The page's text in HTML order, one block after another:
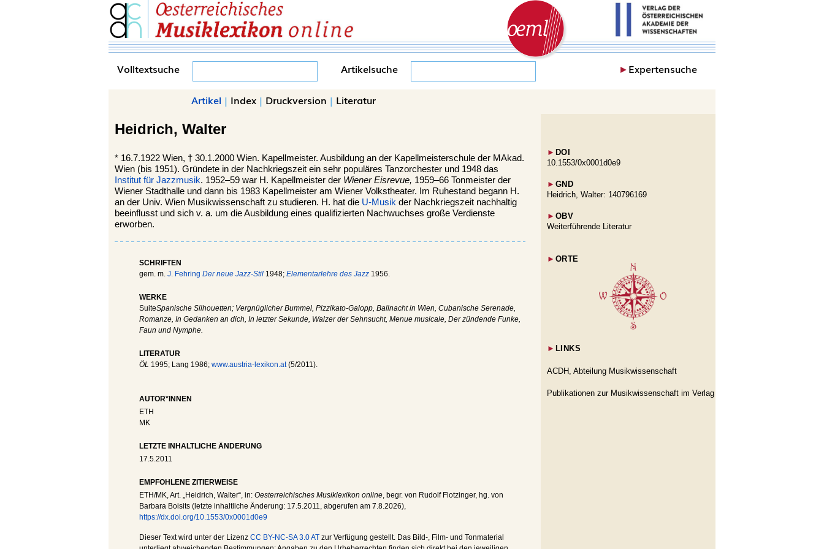
Volltextsuche Artikelsuche ►Expertensuche
Artikel | Index | Druckversion | Literatur
Heidrich, Walter
* 16.7.1922 Wien, † 30.1.2000 Wien. Kapellmeister. Ausbildung an der Kapellmeisterschule der MAkad.
Wien (bis 1951). Gründete in der Nachkriegszeit ein sehr populäres Tanzorchester und 1948 das
Institut für Jazzmusik. 1952–59 war H. Kapellmeister der Wiener Eisrevue, 1959–66 Tonmeister der
Wiener Stadthalle und dann bis 1983 Kapellmeister am Wiener Volkstheater. Im Ruhestand begann H.
an der Univ. Wien Musikwissenschaft zu studieren. H. hat die U-Musik der Nachkriegszeit nachhaltig
beeinflusst und sich v. a. um die Ausbildung eines qualifizierten Nachwuchses große Verdienste
erworben.
SCHRIFTEN
gem. m. J. Fehring Der neue Jazz-Stil 1948; Elementarlehre des Jazz 1956.
WERKE
SuiteSpanische Silhouetten; Vergnüglicher Bummel, Pizzikato-Galopp, Ballnacht in Wien, Cubanische Serenade,
Romanze, In Gedanken an dich, In letzter Sekunde, Walzer der Sehnsucht, Menue musicale, Der zündende Funke,
Faun und Nymphe.
LITERATUR
ÖL 1995; Lang 1986; www.austria-lexikon.at(5/2011).
AUTOR*INNEN
ETH
MK
LETZTE INHALTLICHE ÄNDERUNG
17.5.2011
EMPFOHLENE ZITIERWEISE
ETH/MK, Art. „Heidrich, Walter“, in: Oesterreichisches Musiklexikon online, begr. von Rudolf Flotzinger, hg. von
Barbara Boisits (letzte inhaltliche Änderung: 17.5.2011, abgerufen am 7.8.2026),
https://dx.doi.org/10.1553/0x0001d0e9
Dieser Text wird unter der Lizenz CC BY-NC-SA 3.0 AT zur Verfügung gestellt. Das Bild-, Film- und Tonmaterial
► DOI
10.1553/0x0001d0e9
► GND
Heidrich, Walter: 140796169
► OBV
Weiterführende Literatur
► ORTE
► LINKS
ACDH, Abteilung Musikwissenschaft
Publikationen zur Musikwissenschaft im Verlag